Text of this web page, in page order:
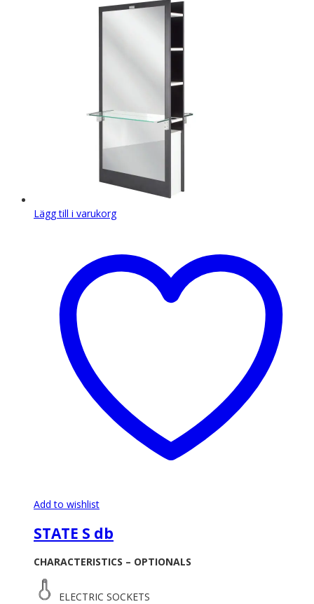
Lägg till i varukorg
Add to wishlist
STATE S db
CHARACTERISTICS – OPTIONALS
ELECTRIC SOCKETS